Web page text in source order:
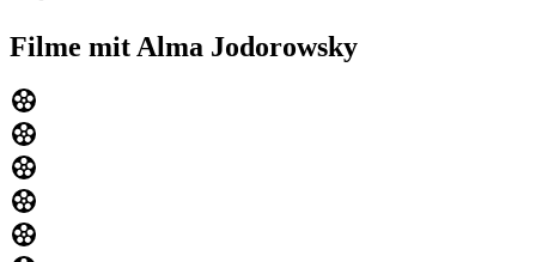
Filme mit Alma Jodorowsky